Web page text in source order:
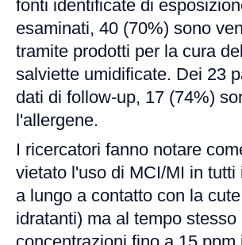
fonti identificate di
esaminati, 40 (70%) sono
tramite prodotti per la cura
salviette umidificate. Dei 23
dati di follow-up, 17 (74%)
l'allergene.
I ricercatori fanno notare
vietato l'uso di MCI/MI in
a lungo a contatto con la
idratanti) ma al tempo